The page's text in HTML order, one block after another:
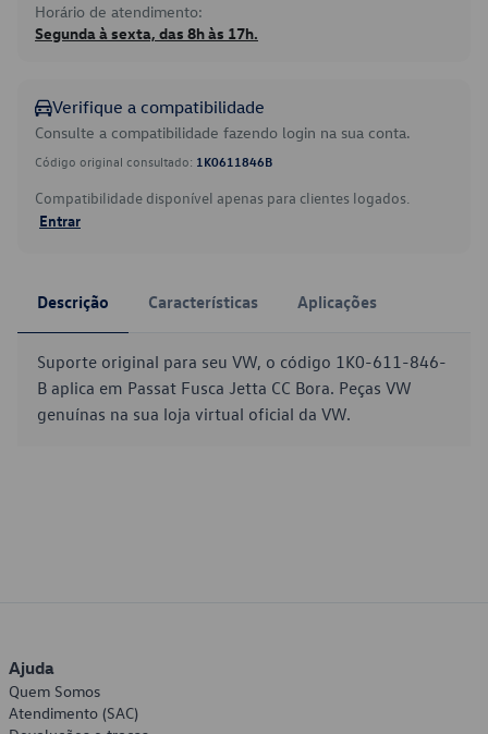
Horário de atendimento:
Segunda à sexta, das 8h às 17h.
Verifique a compatibilidade
Consulte a compatibilidade fazendo login na sua conta.
Código original consultado: 1K0611846B
Compatibilidade disponível apenas para clientes logados.
Entrar
Descrição Características Aplicações
Suporte original para seu VW, o código 1K0-611-846-
B aplica em Passat Fusca Jetta CC Bora. Peças VW
genuínas na sua loja virtual oficial da VW.
Ajuda
Quem Somos
Atendimento (SAC)